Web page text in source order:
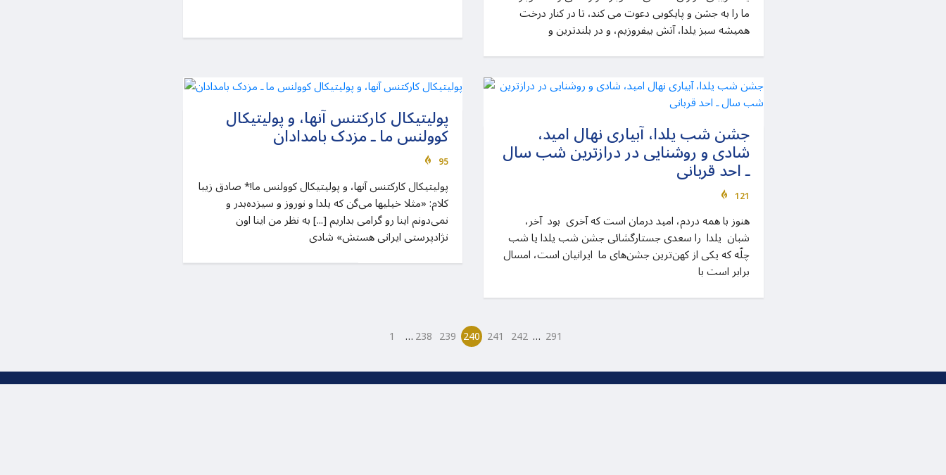
ما را به جشن و پایکوبی دعوت می کند، تا در کنار درخت
همیشه سبز یلدا، آتش بیفروزیم، و در بلندترین و
پولیتیکال کارکتنس آنها، و پولیتیکال
کوولنس ما ـ مزدک بامدادان
95
پولیتیکال کارکتنس آنها، و پولیتیکال کوولنس ما!* صادق زیبا
کلام: «مثلا خیلیها می‌گن که یلدا و نوروز و سیزده‌بدر و
نمی‌دونم اینا رو گرامی بداریم [...] به نظر من اینا اون
نژادپرستی ایرانی هستش» شادی
جشن شب یلدا، آبیاری نهال امید،
شادی و روشنایی در درازترین شب سال
ـ احد قربانی
121
شبان یلدا را سعدی جستارگشائی جشن شب یلدا یا شب
چلّه که یکی از کهن‌ترین جشن‌های ما ایرانیان است، امسال
برابر است با
1 …238 239 240 241 242 … 291